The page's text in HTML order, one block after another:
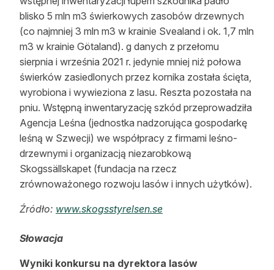
blisko 5 mln m3 świerkowych zasobów drzewnych
(co najmniej 3 mln m3 w krainie Svealand i ok. 1,7 mln
m3 w krainie Götaland). g danych z przełomu
sierpnia i września 2021 r. jedynie mniej niż połowa
świerków zasiedlonych przez kornika została ścięta,
wyrobiona i wywieziona z lasu. Reszta pozostała na
pniu. Wstępną inwentaryzację szkód przeprowadziła
Agencja Leśna (jednostka nadzorująca gospodarkę
leśną w Szwecji) we współpracy z firmami leśno-
drzewnymi i organizacją niezarobkową
Skogssällskapet (fundacja na rzecz
zrównoważonego rozwoju lasów i innych użytków).
Źródło: www.skogsstyrelsen.se
Słowacja
Wyniki konkursu na dyrektora lasów